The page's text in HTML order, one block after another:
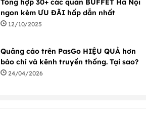
Tổng hợp 30+ các quán BUFFET Hà Nội
ngon kèm ƯU ĐÃI hấp dẫn nhất
12/10/2025
Quảng cáo trên PasGo HIỆU QUẢ hơn
báo chí và kênh truyền thống. Tại sao?
24/04/2026